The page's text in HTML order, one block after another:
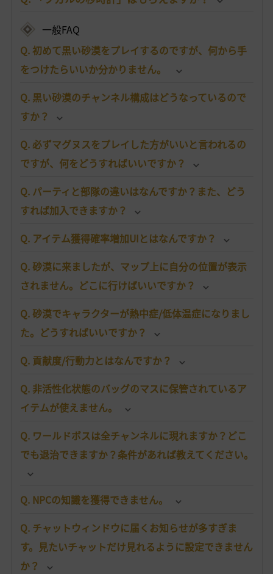
一般FAQ
Q. 初めて黒い砂漠をプレイするのですが、何から手
をつけたらいいか分かりません。
Q. 黒い砂漠のチャンネル構成はどうなっているので
すか？
Q. 必ずマグヌスをプレイした方がいいと言われるの
ですが、何をどうすればいいですか？
Q. パーティと部隊の違いはなんですか？また、どう
すれば加入できますか？
Q. アイテム獲得確率増加UIとはなんですか？
Q. 砂漠に来ましたが、マップ上に自分の位置が表示
されません。どこに行けばいいですか？
Q. 砂漠でキャラクターが熱中症/低体温症になりまし
た。どうすればいいですか？
Q. 貢献度/行動力とはなんですか？
Q. 非活性化状態のバッグのマスに保管されているア
イテムが使えません。
Q. ワールドボスは全チャンネルに現れますか？どこ
でも退治できますか？条件があれば教えてください。
Q. NPCの知識を獲得できません。
Q. チャットウィンドウに届くお知らせが多すぎま
す。見たいチャットだけ見れるように設定できません
か？